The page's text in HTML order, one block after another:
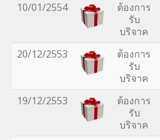
10/01/2554
ต้องการ
รับ
บริจาค
20/12/2553
ต้องการ
รับ
บริจาค
19/12/2553
ต้องการ
รับ
บริจาค